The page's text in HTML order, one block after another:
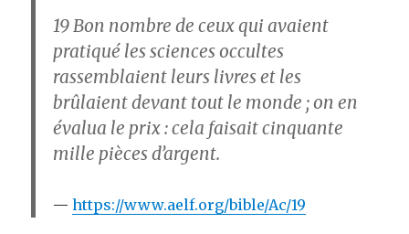
19Bon nombre de ceux qui avaient
pratiqué les sciences occultes
rassemblaient leurs livres et les
brûlaient devant tout le monde ; on en
évalua le prix : cela faisait cinquante
mille pièces d’argent.
https://www.aelf.org/bible/Ac/19